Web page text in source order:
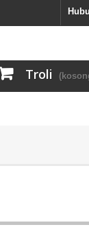
Troli